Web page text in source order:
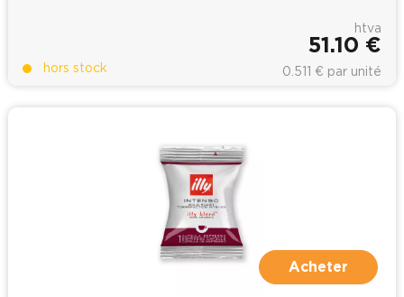
hors stock
htva
51.10 €
0.511 € par unité
Acheter